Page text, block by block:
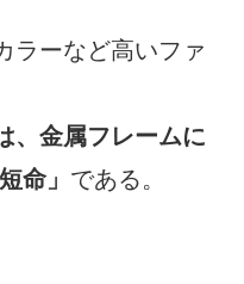
ラーなど高いファ
、金属フレームに
命」 である。